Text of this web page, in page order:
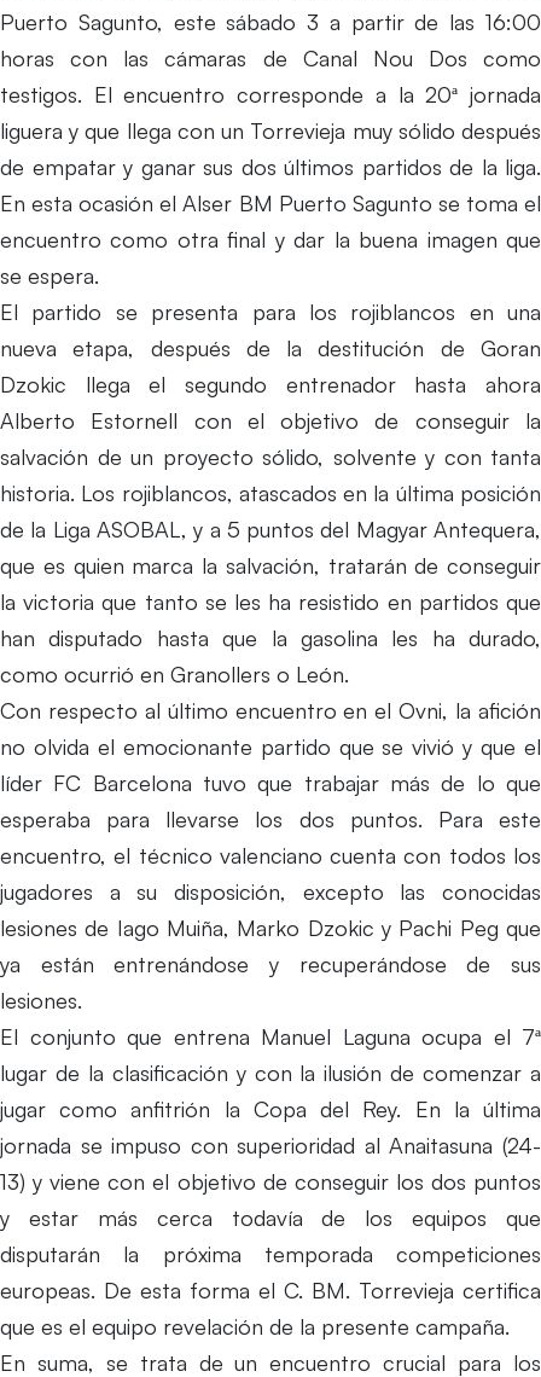
Puerto Sagunto, este sábado 3 a partir de las 16:00
horas con las cámaras de Canal Nou Dos como
testigos. El encuentro corresponde a la 20ª jornada
liguera y que llega con un Torrevieja muy sólido después
de empatar y ganar sus dos últimos partidos de la liga.
En esta ocasión el Alser BM Puerto Sagunto se toma el
encuentro como otra final y dar la buena imagen que
se espera.
El partido se presenta para los rojiblancos en una
nueva etapa, después de la destitución de Goran
Dzokic llega el segundo entrenador hasta ahora
Alberto Estornell con el objetivo de conseguir la
salvación de un proyecto sólido, solvente y con tanta
historia. Los rojiblancos, atascados en la última posición
de la Liga ASOBAL, y a 5 puntos del Magyar Antequera,
que es quien marca la salvación, tratarán de conseguir
la victoria que tanto se les ha resistido en partidos que
han disputado hasta que la gasolina les ha durado,
como ocurrió en Granollers o León.
Con respecto al último encuentro en el Ovni, la afición
no olvida el emocionante partido que se vivió y que el
líder FC Barcelona tuvo que trabajar más de lo que
esperaba para llevarse los dos puntos. Para este
encuentro, el técnico valenciano cuenta con todos los
jugadores a su disposición, excepto las conocidas
lesiones de Iago Muiña, Marko Dzokic y Pachi Peg que
ya están entrenándose y recuperándose de sus
lesiones.
El conjunto que entrena Manuel Laguna ocupa el 7ª
lugar de la clasificación y con la ilusión de comenzar a
jugar como anfitrión la Copa del Rey. En la última
jornada se impuso con superioridad al Anaitasuna (24-
13) y viene con el objetivo de conseguir los dos puntos
y estar más cerca todavía de los equipos que
disputarán la próxima temporada competiciones
europeas. De esta forma el C. BM. Torrevieja certifica
que es el equipo revelación de la presente campaña.
En suma, se trata de un encuentro crucial para los